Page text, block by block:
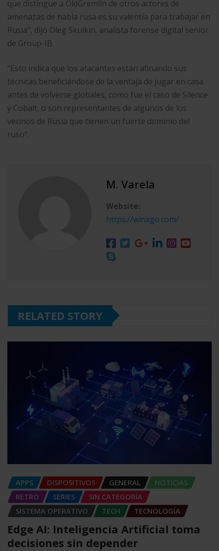
que distingue a OldGremlin de otros actores de
amenazas de habla rusa es su valentía para trabajar en
Rusia”, dijo Oleg Skulkin, analista forense digital senior
de Group-IB.
“Esto indica que los atacantes están afinando sus
técnicas beneficiándose de la ventaja de jugar en casa
antes de volverse globales, como fue el caso de Silence
y Cobalt, o son representantes de algunos de los
vecinos de Rusia que tienen un fuerte dominio del
ruso”.
M. Varela
Website:
https://winxgo.com/
RELATED STORY
APPS DISPOSITIVOS GENERAL
NOTICIAS
RETRO
SERIES
SIN CATEGORÍA
SISTEMA OPERATIVO
TECH TECNOLOGÍA
Edge AI: Inteligencia Artificial toma
decisiones sin depender